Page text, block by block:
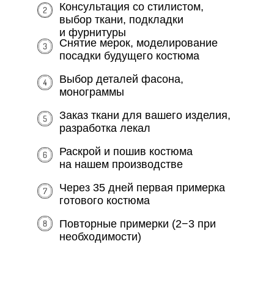
Консультация со стилистом,
выбор ткани, подкладки
и фурнитуры
Выбор деталей фасона,
монограммы
Снятие мерок, моделирование
посадки будущего костюма
Заказ ткани для вашего изделия,
разработка лекал
Раскрой и пошив костюма
на нашем производстве
Через 35 дней первая примерка
готового костюма
Повторные примерки (2−3 при
необходимости)